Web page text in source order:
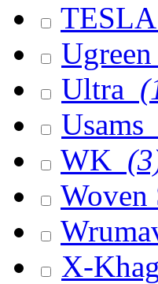
TESLA
Ugreen
Ultra
Usams
WK
Woven
X-